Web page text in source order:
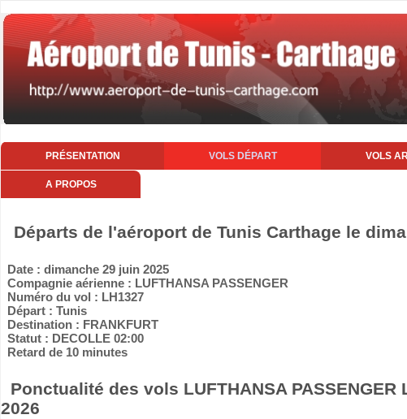
PRÉSENTATION VOLS DÉPART VOLS
A PROPOS
Départs de l'aéroport de Tunis Carthage le
Date : dimanche 29 juin 2025
Compagnie aérienne : LUFTHANSA PASSENGER
Numéro du vol : LH1327
Départ : Tunis
Destination : FRANKFURT
Statut : DECOLLE 02:00
Retard de 10 minutes
Ponctualité des vols LUFTHANSA
2026